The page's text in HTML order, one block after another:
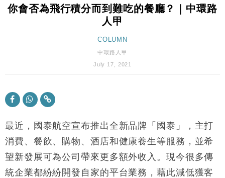
11:12
國際｜特朗普料美伊戰事快結束 承認部分彈藥庫存緊
財經｜SA售股自救後再出手 斥4億美元押注未上市公
財經｜華僑銀行上半年淨利創新高 中期息增15%至
47仙
17:33
及消費表現
損失近6900萬元
16:05
財經｜日經失守6.5萬點後回穩 全周仍升近2%
粦接任
你會否為飛行積分而到難吃的餐廳？｜中環路
人甲
COLUMN
中環路人甲
July 17, 2021
最近，國泰航空宣布推出全新品牌「國泰」，主打
消費、餐飲、購物、酒店和健康養生等服務，並希
望新發展可為公司帶來更多額外收入。現今很多傳
統企業都紛紛開發自家的平台業務，藉此減低獲客